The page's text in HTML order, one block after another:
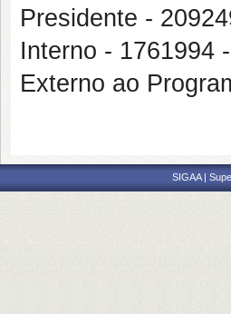
Presidente -
Interno - 1761994
Externo ao
SIGAA |